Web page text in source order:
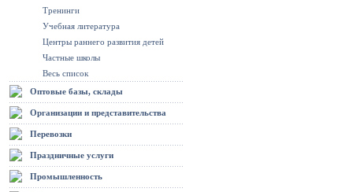
Тренинги
Учебная литература
Центры раннего развития детей
Частные школы
Весь список
Оптовые базы, склады
Организации и представительства
Перевозки
Праздничные услуги
Промышленность